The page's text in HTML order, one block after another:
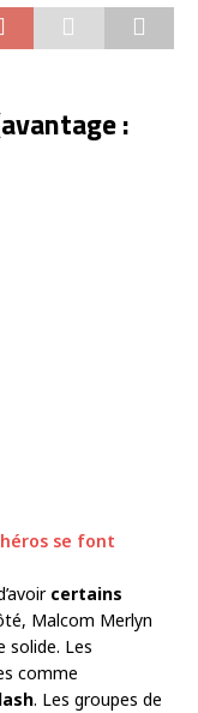
:
se font
certains
Malcom Merlyn
solide. Les
comme
. Les groupes de